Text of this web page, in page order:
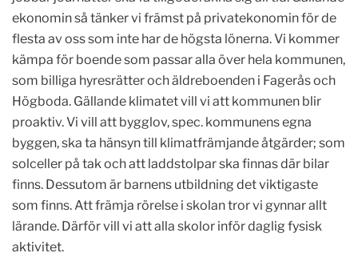
ekonomin så tänker vi främst på privatekonomin för de
flesta av oss som inte har de högsta lönerna. Vi kommer
kämpa för boende som passar alla över hela kommunen,
som billiga hyresrätter och äldreboenden i Fagerås och
Högboda. Gällande klimatet vill vi att kommunen blir
proaktiv. Vi vill att bygglov, spec. kommunens egna
byggen, ska ta hänsyn till klimatfrämjande åtgärder; som
solceller på tak och att laddstolpar ska finnas där bilar
finns. Dessutom är barnens utbildning det viktigaste
som finns. Att främja rörelse i skolan tror vi gynnar allt
lärande. Därför vill vi att alla skolor inför daglig fysisk
aktivitet.